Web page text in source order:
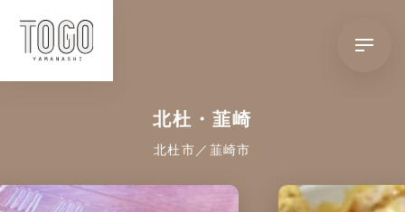
北杜・韮崎
北杜市／韮崎市